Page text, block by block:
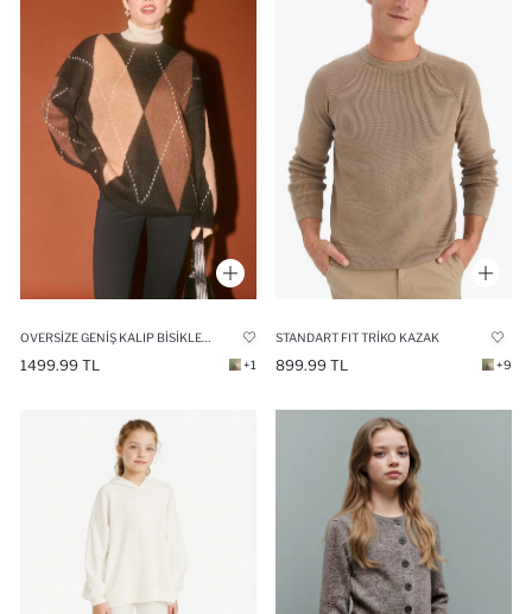
1499.99 TL +1
STANDART FIT TRIKO KAZAK
899.99 TL +9